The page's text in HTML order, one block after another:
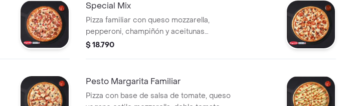
Special Mix
Pizza familiar con queso mozzarella,
pepperoni, champiñón y aceitunas
negras. Incluye un cup de salsa a
$ 18.790
Pesto Margarita Familiar
Pizza con base de salsa de tomate, queso